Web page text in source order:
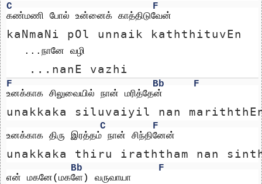
C
F
கண்மணி போல் உன்னைக் காத்திடுவேன்
kaNmaNi pOl unnaik kaththituvEn
   ...நானே வழி
   ...nanE vazhi
F Bb
F
உனக்காக சிலுவையில் நான் மரித்தேன்
unakkaka siluvaiyil nan
C
F
உனக்காக திரு இரத்தம் நான் சிந்தினேன்
unakkaka thiru iraththam nan
Bb
F
என் மகனே(மகளே) வருவாயா